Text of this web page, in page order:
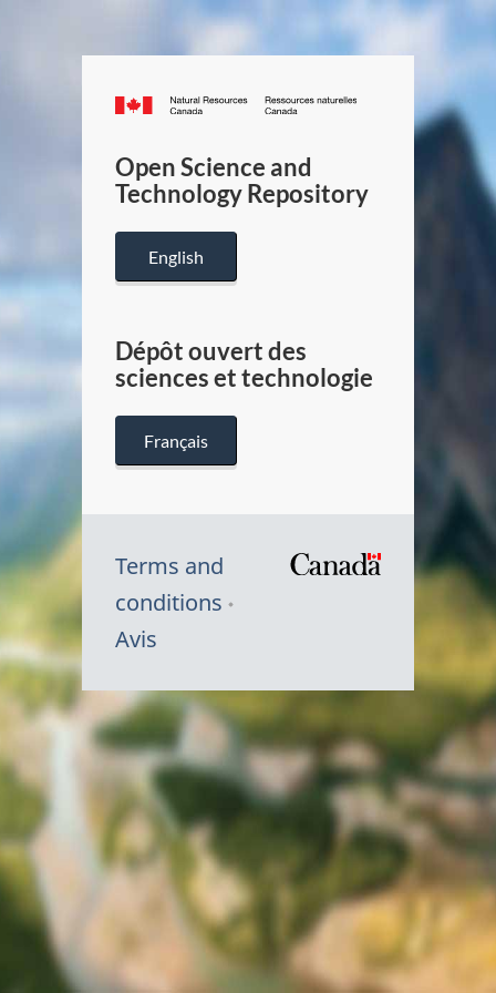
Canada.ca
/
Canada
Open Science and
Technology Repository
English
Dépôt ouvert des
sciences et technologie
Français
Terms and
conditions
Avis
Canada